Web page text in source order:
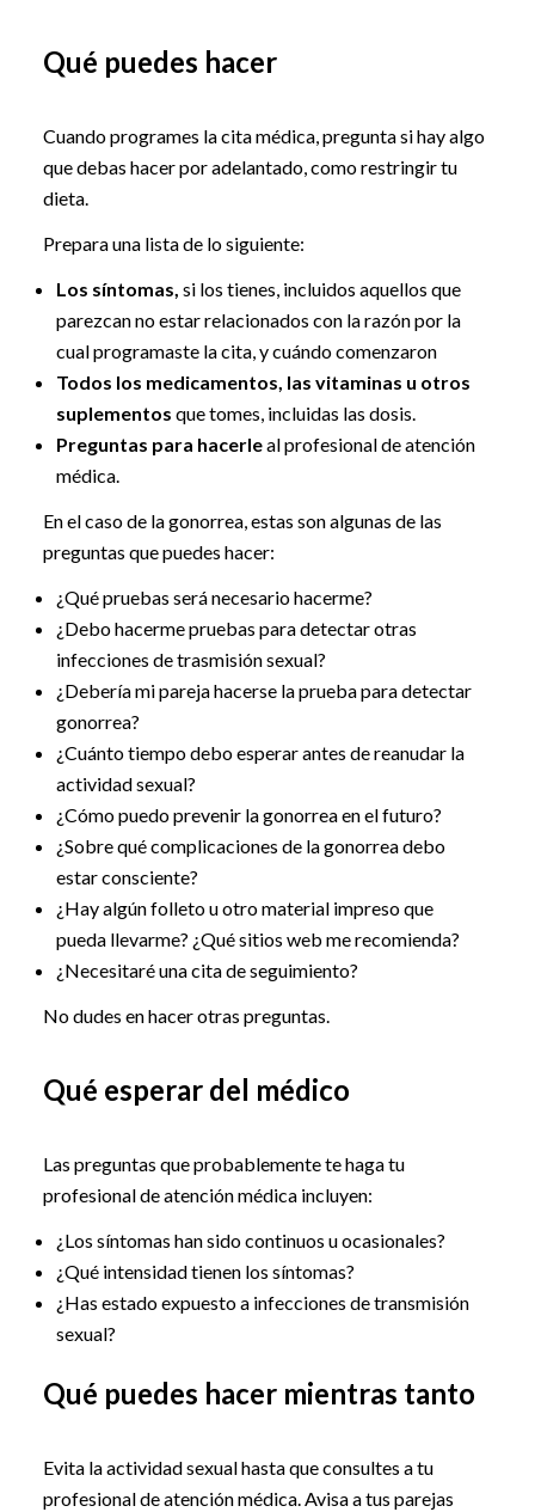
Qué puedes hacer
Cuando programes la cita médica, pregunta si hay algo
que debas hacer por adelantado, como restringir tu
dieta.
Prepara una lista de lo siguiente:
Los síntomas, si los tienes, incluidos aquellos que
parezcan no estar relacionados con la razón por la
cual programaste la cita, y cuándo comenzaron
Todos los medicamentos, las vitaminas u otros
suplementos que tomes, incluidas las dosis.
Preguntas para hacerleal profesional de atención
médica.
En el caso de la gonorrea, estas son algunas de las
preguntas que puedes hacer:
¿Qué pruebas será necesario hacerme?
¿Debo hacerme pruebas para detectar otras
infecciones de trasmisión sexual?
¿Debería mi pareja hacerse la prueba para detectar
gonorrea?
¿Cuánto tiempo debo esperar antes de reanudar la
actividad sexual?
¿Cómo puedo prevenir la gonorrea en el futuro?
¿Sobre qué complicaciones de la gonorrea debo
estar consciente?
¿Hay algún folleto u otro material impreso que
pueda llevarme? ¿Qué sitios web me recomienda?
¿Necesitaré una cita de seguimiento?
No dudes en hacer otras preguntas.
Qué esperar del médico
Las preguntas que probablemente te haga tu
profesional de atención médica incluyen:
¿Los síntomas han sido continuos u ocasionales?
¿Qué intensidad tienen los síntomas?
¿Has estado expuesto a infecciones de transmisión
sexual?
Qué puedes hacer mientras tanto
Evita la actividad sexual hasta que consultes a tu
profesional de atención médica. Avisa a tus parejas